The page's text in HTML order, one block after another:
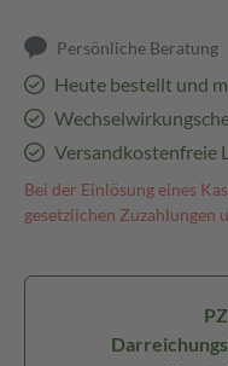
Persönliche Beratung
Heute bestellt und
Versandkostenfreie
Bei der Einlösung eines
gesetzlichen Zuzahlungen